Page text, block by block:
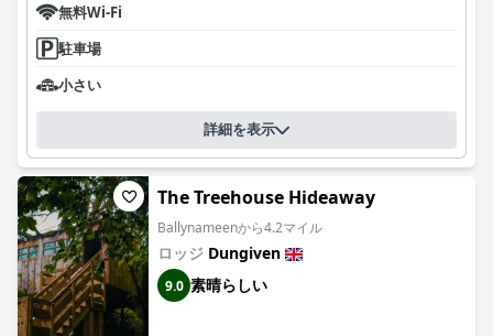
無料Wi-Fi
駐車場
小さい
詳細を表示
The Treehouse Hideaway
Ballynameenから4.2マイル
ロッジ Dungiven
9.0 素晴らしい